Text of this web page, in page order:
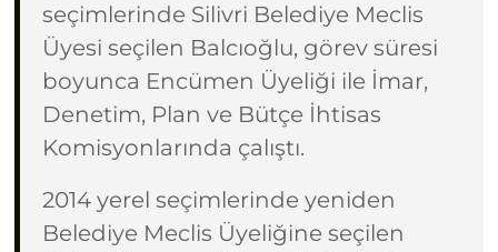
seçimlerinde Silivri Belediye Meclis
Üyesi seçilen Balcıoğlu, görev süresi
boyunca Encümen Üyeliği ile İmar,
Denetim, Plan ve Bütçe İhtisas
Komisyonlarında çalıştı.
2014 yerel seçimlerinde yeniden
Belediye Meclis Üyeliğine seçilen